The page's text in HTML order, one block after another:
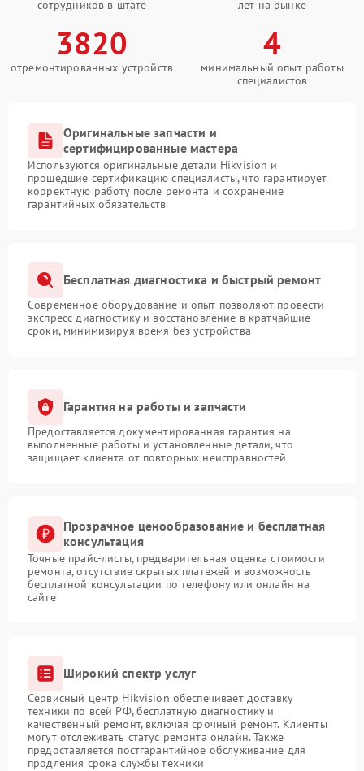
сотрудников в штате лет на рынке
3820
отремонтированных устройств
4
минимальный опыт работы
специалистов
Оригинальные запчасти и
сертифицированные мастера
Используются оригинальные детали Hikvision и
прошедшие сертификацию специалисты, что гарантирует
корректную работу после ремонта и сохранение
гарантийных обязательств
Бесплатная диагностика и быстрый ремонт
Современное оборудование и опыт позволяют провести
экспресс-диагностику и восстановление в кратчайшие
сроки, минимизируя время без устройства
Гарантия на работы и запчасти
Предоставляется документированная гарантия на
выполненные работы и установленные детали, что
защищает клиента от повторных неисправностей
Прозрачное ценообразование и бесплатная
консультация
Точные прайс-листы, предварительная оценка стоимости
ремонта, отсутствие скрытых платежей и возможность
бесплатной консультации по телефону или онлайн на
сайте
Широкий спектр услуг
Сервисный центр Hikvision обеспечивает доставку
техники по всей РФ, бесплатную диагностику и
качественный ремонт, включая срочный ремонт. Клиенты
могут отслеживать статус ремонта онлайн. Также
предоставляется постгарантийное обслуживание для
продления срока службы техники